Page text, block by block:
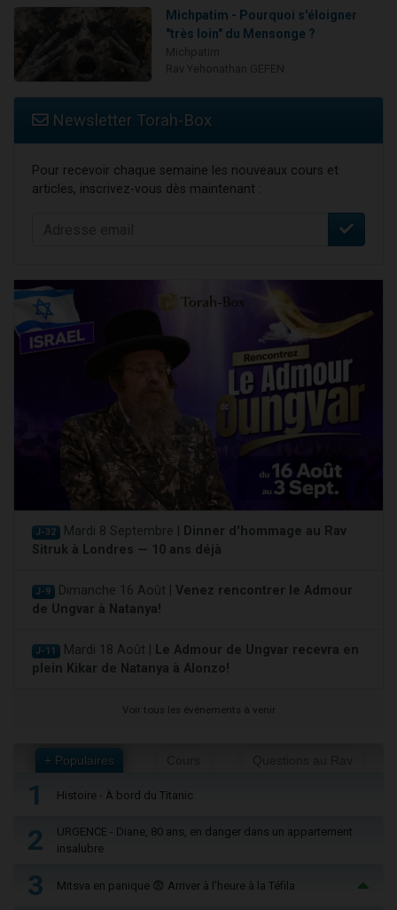
Michpatim - Pourquoi s'éloigner
"très loin" du Mensonge ?
Newsletter Torah-Box
Pour recevoir chaque semaine les nouveaux cours et
articles, inscrivez-vous dès maintenant :
J-32 Mardi 8 Septembre |
Dinner d'hommage au Rav
Sitruk à Londres — 10 ans déjà
J-9 Dimanche 16 Août | Venez rencontrer le Admour
de Ungvar à Natanya!
J-11 Mardi 18 Août |
Le Admour de Ungvar recevra en
plein Kikar de Natanya à Alonzo!
Voir tous les événements à venir
+ Populaires
1 Histoire - À bord du Titanic
2
URGENCE - Diane, 80 ans, en danger dans un appartement
insalubre
3 Mitsva en panique 😨 Arriver à l'heure à la Téfila